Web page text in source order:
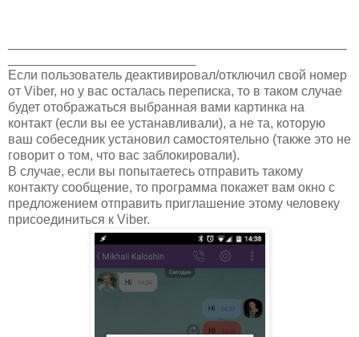
Если пользователь деактивировал/отключил свой номер
от Viber, но у вас осталась переписка, то в таком случае
будет отображаться выбранная вами картинка на
контакт (если вы ее устанавливали), а не та, которую
ваш собеседник установил самостоятельно (также это не
говорит о том, что вас заблокировали).
В случае, если вы попытаетесь отправить такому
контакту сообщение, то программа покажет вам окно с
предложением отправить приглашение этому человеку
присоединиться к Viber.